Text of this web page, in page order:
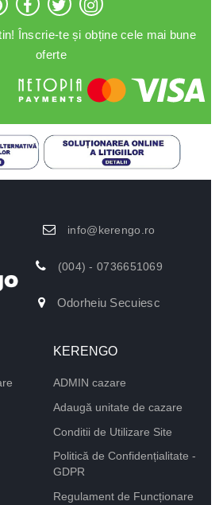
Înscrie-te și obține cele mai bune
oferte
info@kerengo.ro
(004) - 0736651069
Odorheiu Secuiesc
KERENGO
ADMIN cazare
Adaugă unitate de cazare
Conditii de Utilizare Site
Politică de Confidențialitate -
GDPR
Regulament de Funcționare